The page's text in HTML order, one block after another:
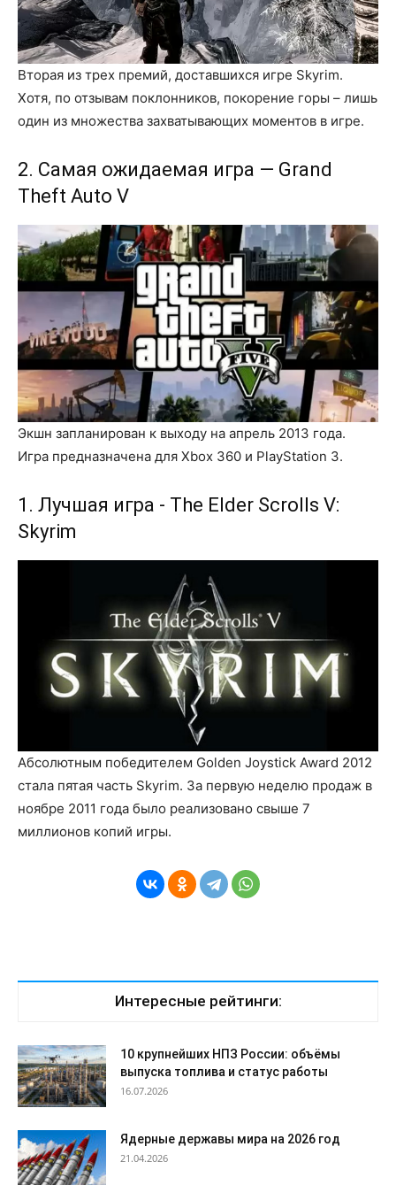
Вторая из трех премий, доставшихся игре Skyrim.
Хотя, по отзывам поклонников, покорение горы – лишь
один из множества захватывающих моментов в игре.
2. Самая ожидаемая игра — Grand
Theft Auto V
Экшн запланирован к выходу на апрель 2013 года.
Игра предназначена для Xbox 360 и PlayStation 3.
1. Лучшая игра - The Elder Scrolls V:
Skyrim
Абсолютным победителем Golden Joystick Award 2012
стала пятая часть Skyrim. За первую неделю продаж в
ноябре 2011 года было реализовано свыше 7
миллионов копий игры.
Интересные рейтинги:
10 крупнейших НПЗ России: объёмы
выпуска топлива и статус работы
16.07.2026
Ядерные державы мира на 2026 год
21.04.2026